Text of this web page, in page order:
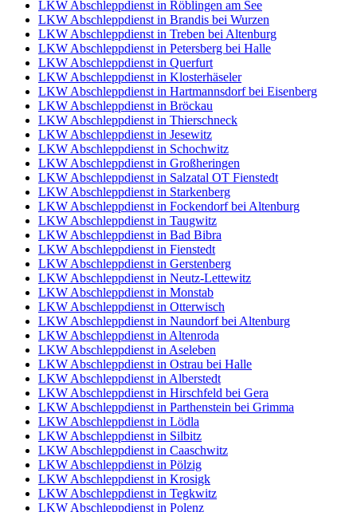
LKW Abschleppdienst in Röblingen am See
LKW Abschleppdienst in Brandis bei Wurzen
LKW Abschleppdienst in Treben bei Altenburg
LKW Abschleppdienst in Petersberg bei Halle
LKW Abschleppdienst in Querfurt
LKW Abschleppdienst in Klosterhäseler
LKW Abschleppdienst in Hartmannsdorf bei Eisenberg
LKW Abschleppdienst in Bröckau
LKW Abschleppdienst in Thierschneck
LKW Abschleppdienst in Jesewitz
LKW Abschleppdienst in Schochwitz
LKW Abschleppdienst in Großheringen
LKW Abschleppdienst in Salzatal OT Fienstedt
LKW Abschleppdienst in Starkenberg
LKW Abschleppdienst in Fockendorf bei Altenburg
LKW Abschleppdienst in Taugwitz
LKW Abschleppdienst in Bad Bibra
LKW Abschleppdienst in Fienstedt
LKW Abschleppdienst in Gerstenberg
LKW Abschleppdienst in Neutz-Lettewitz
LKW Abschleppdienst in Monstab
LKW Abschleppdienst in Otterwisch
LKW Abschleppdienst in Naundorf bei Altenburg
LKW Abschleppdienst in Altenroda
LKW Abschleppdienst in Aseleben
LKW Abschleppdienst in Ostrau bei Halle
LKW Abschleppdienst in Alberstedt
LKW Abschleppdienst in Hirschfeld bei Gera
LKW Abschleppdienst in Parthenstein bei Grimma
LKW Abschleppdienst in Lödla
LKW Abschleppdienst in Silbitz
LKW Abschleppdienst in Caaschwitz
LKW Abschleppdienst in Pölzig
LKW Abschleppdienst in Krosigk
LKW Abschleppdienst in Tegkwitz
LKW Abschleppdienst in Polenz